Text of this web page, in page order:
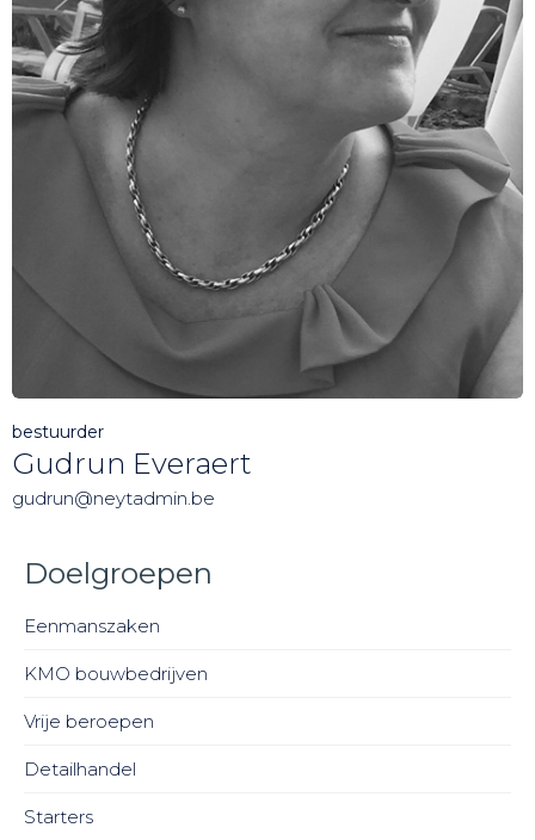
bestuurder
Gudrun Everaert
gudrun@neytadmin.be
Doelgroepen
Eenmanszaken
KMO bouwbedrijven
Vrije beroepen
Detailhandel
Starters